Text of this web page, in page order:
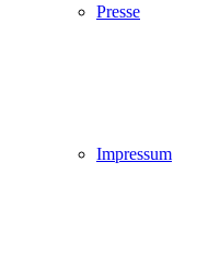
Presse
Impressum